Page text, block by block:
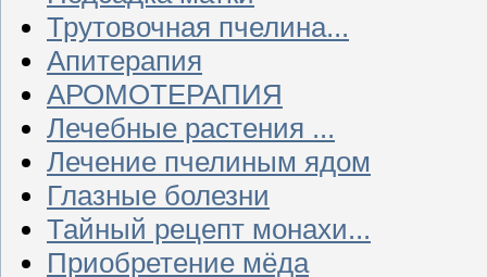
Трутовочная пчелина...
Апитерапия
АРОМОТЕРАПИЯ
Лечебные растения ...
Лечение пчелиным ядом
Глазные болезни
Тайный рецепт монахи...
Приобретение мёда